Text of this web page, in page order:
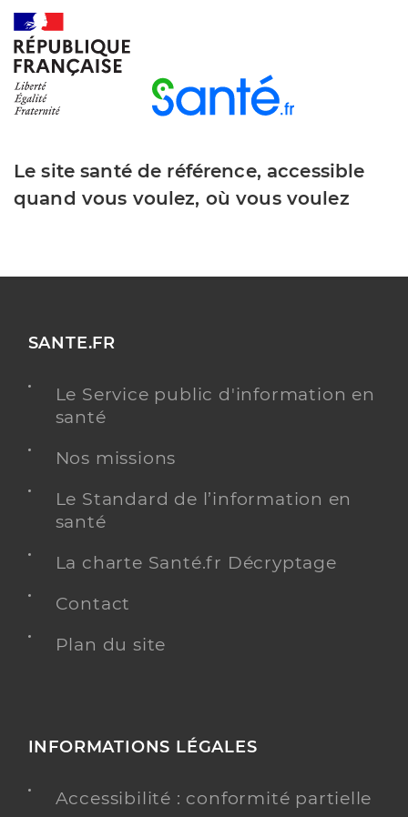
Le site santé de référence, accessible
quand vous voulez, où vous voulez
SANTE.FR
Le Service public d'information en
santé
Nos missions
Le Standard de l’information en
santé
La charte Santé.fr Décryptage
Contact
Plan du site
INFORMATIONS LÉGALES
Accessibilité : conformité partielle